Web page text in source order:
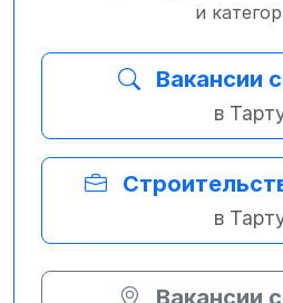
и
Вакансии
в
в
Вакансии